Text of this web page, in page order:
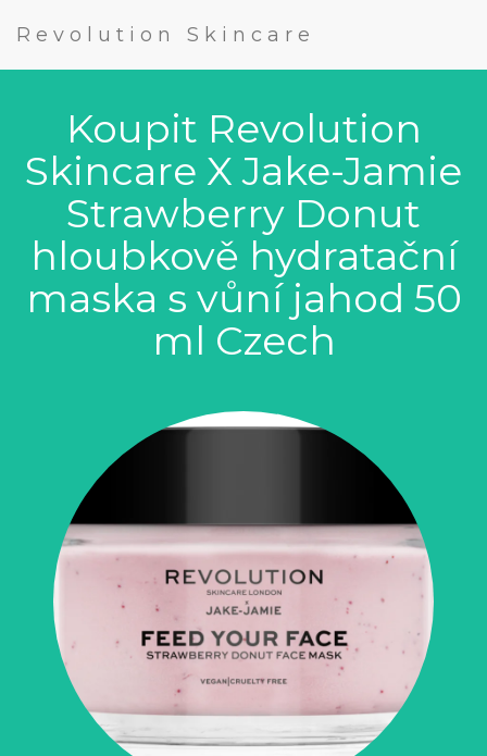
Revolution Skincare
Koupit Revolution
Skincare X Jake-Jamie
Strawberry Donut
hloubkově hydratační
maska s vůní jahod 50
ml Czech